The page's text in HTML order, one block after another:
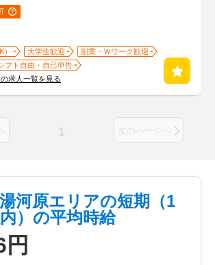
大学生歓迎
副業・Ｗワーク歓迎
フト自由・自己申告
求人一覧を見る
1 次のページへ
河原エリアの短期（1
）の平均時給